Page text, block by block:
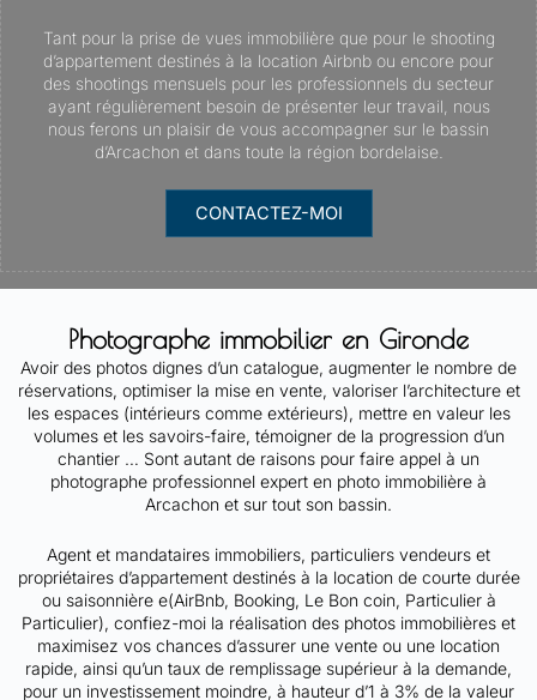
Tant pour la prise de vues immobilière que pour le shooting
d’appartement destinés à la location Airbnb ou encore pour
des shootings mensuels pour les professionnels du secteur
ayant régulièrement besoin de présenter leur travail, nous
nous ferons un plaisir de vous accompagner sur le bassin
d’Arcachon et dans toute la région bordelaise.
CONTACTEZ-MOI
Photographe immobilier en Gironde
Avoir des photos dignes d’un catalogue, augmenter le nombre de
réservations, optimiser la mise en vente, valoriser l’architecture et
les espaces (intérieurs comme extérieurs), mettre en valeur les
volumes et les savoirs-faire, témoigner de la progression d’un
chantier … Sont autant de raisons pour faire appel à un
photographe professionnel expert en photo immobilière à
Arcachon et sur tout son bassin.
Agent et mandataires immobiliers, particuliers vendeurs et
propriétaires d’appartement destinés à la location de courte durée
ou saisonnière e(AirBnb, Booking, Le Bon coin, Particulier à
Particulier), confiez-moi la réalisation des photos immobilières et
maximisez vos chances d’assurer une vente ou une location
rapide, ainsi qu’un taux de remplissage supérieur à la demande,
pour un investissement moindre, à hauteur d’1 à 3% de la valeur